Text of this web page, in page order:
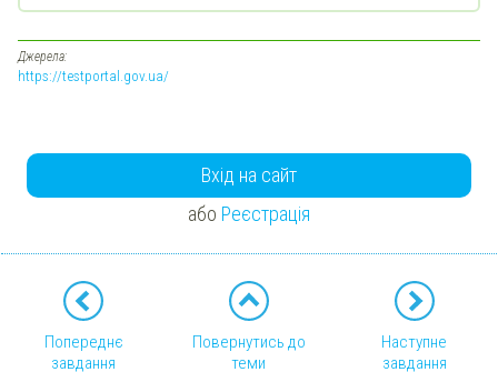
Джерела:
https://testportal.gov.ua/
Вхід на сайт
або Реєстрація
Попереднє
завдання
Повернутись до
теми
Наступне
завдання